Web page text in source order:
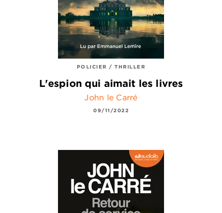
POLICIER / THRILLER
L'espion qui aimait les livres
John le Carré
09/11/2022